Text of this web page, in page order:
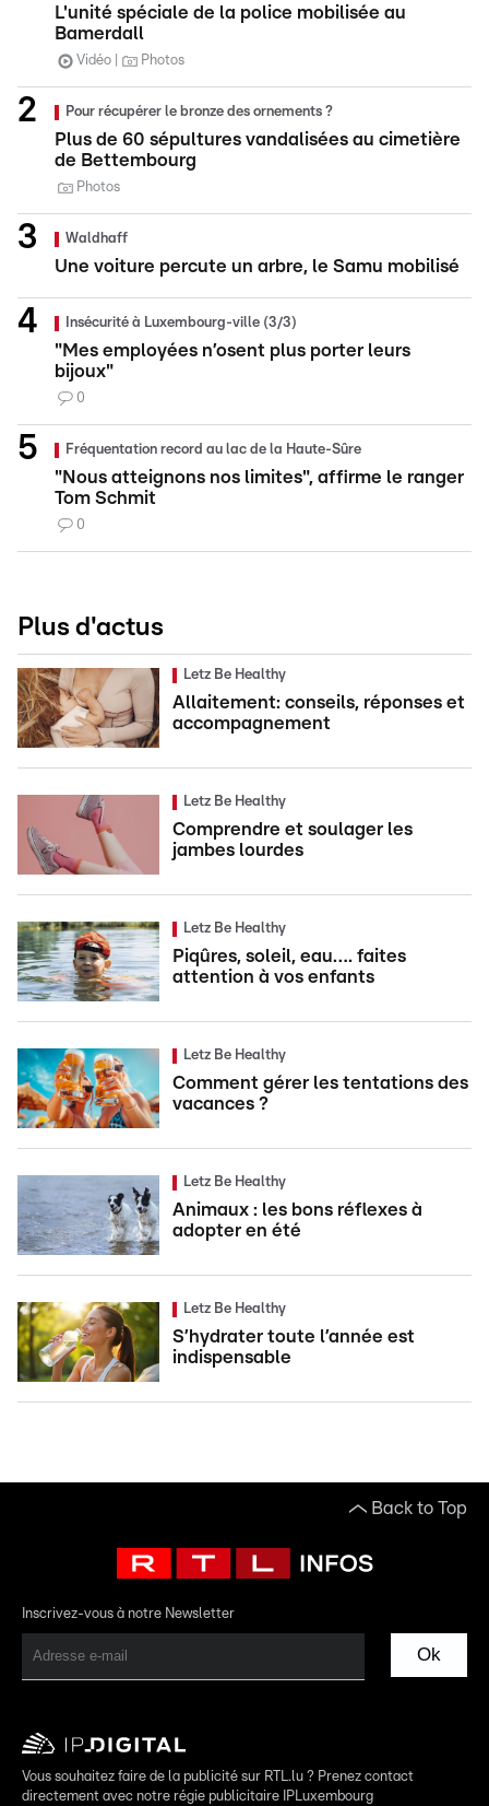
L'unité spéciale de la police mobilisée au
Bamerdall
Vidéo Photos
Pour récupérer le bronze des ornements ?
Plus de 60 sépultures vandalisées au cimetière
de Bettembourg
Photos
Waldhaff
Une voiture percute un arbre, le Samu mobilisé
Insécurité à Luxembourg-ville (3/3)
"Mes employées n’osent plus porter leurs
bijoux"
0
Fréquentation record au lac de la Haute-Sûre
"Nous atteignons nos limites", affirme le ranger
Tom Schmit
0
Plus d'actus
Letz Be Healthy
Allaitement: conseils, réponses et
accompagnement
Letz Be Healthy
Comprendre et soulager les
jambes lourdes
Letz Be Healthy
Piqûres, soleil, eau…. faites
attention à vos enfants
Letz Be Healthy
Comment gérer les tentations des
vacances ?
Letz Be Healthy
Animaux : les bons réflexes à
adopter en été
Letz Be Healthy
S’hydrater toute l’année est
indispensable
Back to Top
Inscrivez-vous à notre Newsletter
Ok
Vous souhaitez faire de la publicité sur RTL.lu ? Prenez contact
directement avec notre régie publicitaire IPLuxembourg